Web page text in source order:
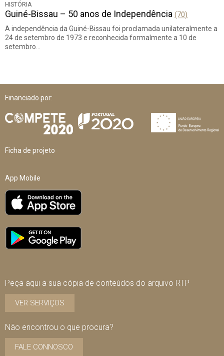
HISTÓRIA
Guiné-Bissau – 50 anos de Independência (70)
A independência da Guiné-Bissau foi proclamada unilateralmente a
24 de setembro de 1973 e reconhecida formalmente a 10 de
setembro…
Financiado por:
Ficha de projeto
App Mobile
Peça aqui a sua cópia de conteúdos do arquivo RTP
VER SERVIÇOS
Não encontrou o que procura?
FALE CONNOSCO